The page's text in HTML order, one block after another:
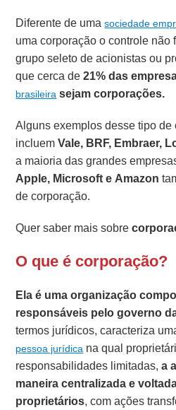
Diferente de umasociedade
uma corporação o controle não
grupo seleto de acionistas ou
que cerca de21% das
brasileira sejam corporações.
Alguns exemplos desse tipo
incluemVale, BRF, Embraer,
a maioria das grandes
Apple, Microsoft e Amazon
de corporação.
Quer saber mais sobre
O que é corporação?
Ela é uma organização
responsáveis pelo governo
termos jurídicos, caracteriza
pessoa jurídica na qual
responsabilidades limitadas,a
maneira centralizada e
proprietários, com ações